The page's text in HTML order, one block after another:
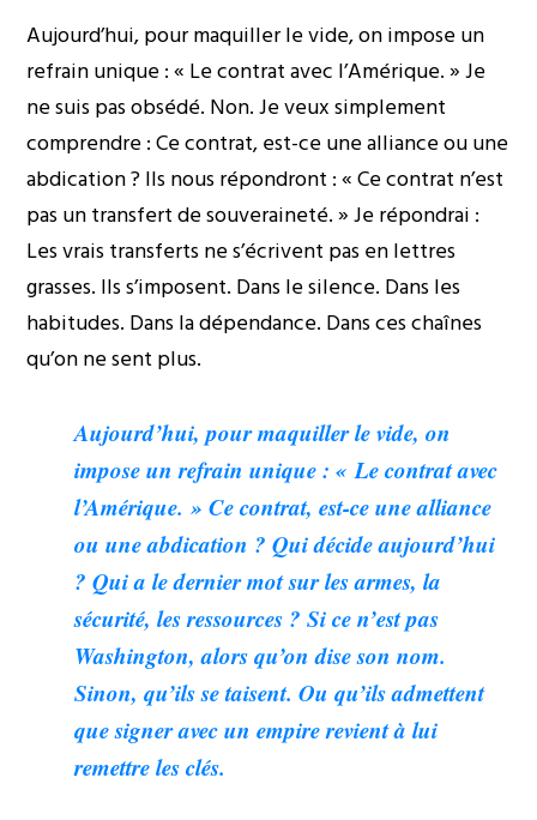
Aujourd’hui, pour maquiller le vide, on impose un
refrain unique : « Le contrat avec l’Amérique. » Je
ne suis pas obsédé. Non. Je veux simplement
comprendre : Ce contrat, est-ce une alliance ou une
abdication ? Ils nous répondront : « Ce contrat n’est
pas un transfert de souveraineté. » Je répondrai :
Les vrais transferts ne s’écrivent pas en lettres
grasses. Ils s’imposent. Dans le silence. Dans les
habitudes. Dans la dépendance. Dans ces chaînes
qu’on ne sent plus.
Aujourd’hui, pour maquiller le vide, on
impose un refrain unique : « Le contrat avec
l’Amérique. » Ce contrat, est-ce une alliance
ou une abdication ? Qui décide aujourd’hui
? Qui a le dernier mot sur les armes, la
sécurité, les ressources ? Si ce n’est pas
Washington, alors qu’on dise son nom.
Sinon, qu’ils se taisent. Ou qu’ils admettent
que signer avec un empire revient à lui
remettre les clés.